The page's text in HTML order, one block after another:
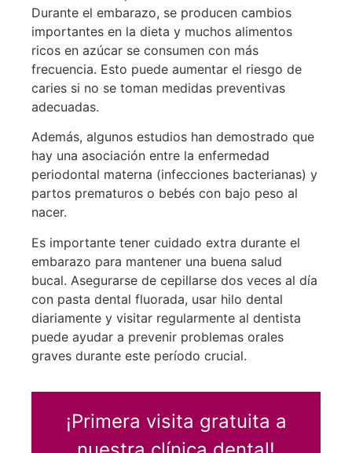
Durante el embarazo, se producen cambios
importantes en la dieta y muchos alimentos
ricos en azúcar se consumen con más
frecuencia. Esto puede aumentar el riesgo de
caries si no se toman medidas preventivas
adecuadas.
Además, algunos estudios han demostrado que
hay una asociación entre la enfermedad
periodontal materna (infecciones bacterianas) y
partos prematuros o bebés con bajo peso al
nacer.
Es importante tener cuidado extra durante el
embarazo para mantener una buena salud
bucal. Asegurarse de cepillarse dos veces al día
con pasta dental fluorada, usar hilo dental
diariamente y visitar regularmente al dentista
puede ayudar a prevenir problemas orales
graves durante este período crucial.
¡Primera visita gratuita a